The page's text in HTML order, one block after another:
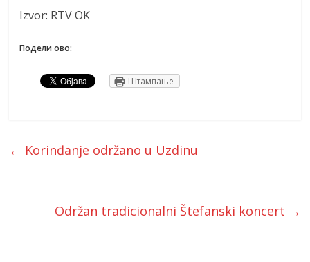
Izvor: RTV OK
Подели ово:
Штампање
← Korinđanje održano u Uzdinu
Održan tradicionalni Štefanski koncert →